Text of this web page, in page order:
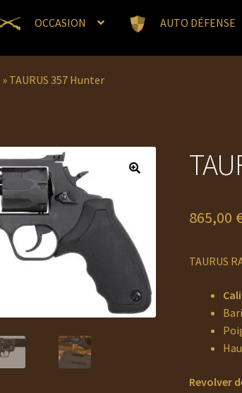
OCCASION AUTO DÉFENSE
» TAURUS 357 Hunter
865,00
TAURUS
Revolver